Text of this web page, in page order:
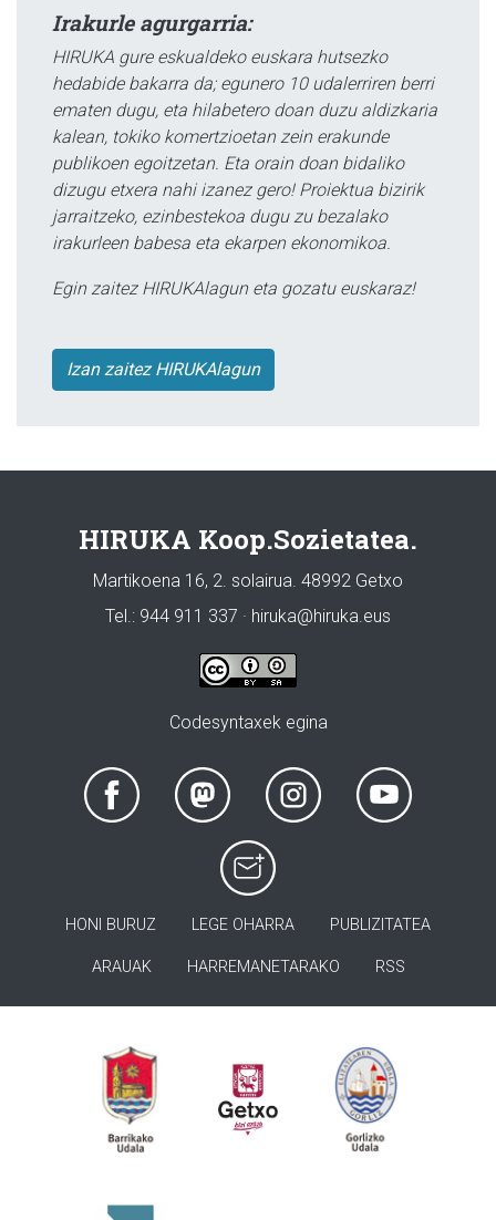
Irakurle agurgarria:
HIRUKA gure eskualdeko euskara hutsezko
hedabide bakarra da; egunero 10 udalerriren berri
ematen dugu, eta hilabetero doan duzu aldizkaria
kalean, tokiko komertzioetan zein erakunde
publikoen egoitzetan. Eta orain doan bidaliko
dizugu etxera nahi izanez gero! Proiektua bizirik
jarraitzeko, ezinbestekoa dugu zu bezalako
irakurleen babesa eta ekarpen ekonomikoa.
Egin zaitez HIRUKAlagun eta gozatu euskaraz!
Izan zaitez HIRUKAlagun
HIRUKA Koop.Sozietatea.
Martikoena 16, 2. solairua. 48992 Getxo
Tel.: 944 911 337 · hiruka@hiruka.eus
Codesyntaxek egina
HONI BURUZ LEGE OHARRA PUBLIZITATEA
ARAUAK HARREMANETARAKO RSS